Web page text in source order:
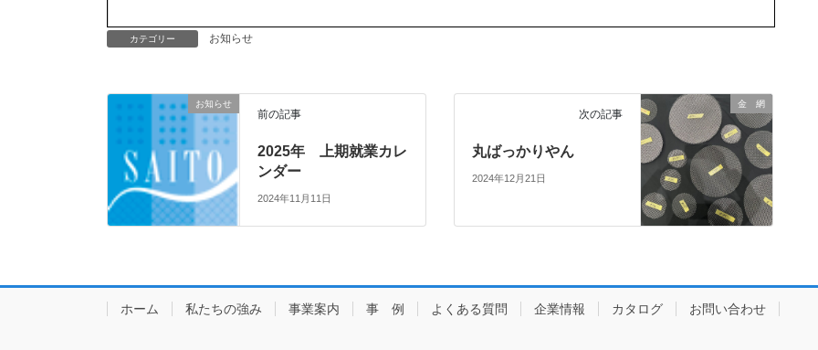
カテゴリー お知らせ
お知らせ
前の記事
2025年 上期就業カレ
ンダー
2024年11月11日
金 網
次の記事
丸ばっかりやん
2024年12月21日
ホーム 私たちの強み 事業案内 事 例 よくある質問 企業情報 カタログ お問い合わせ